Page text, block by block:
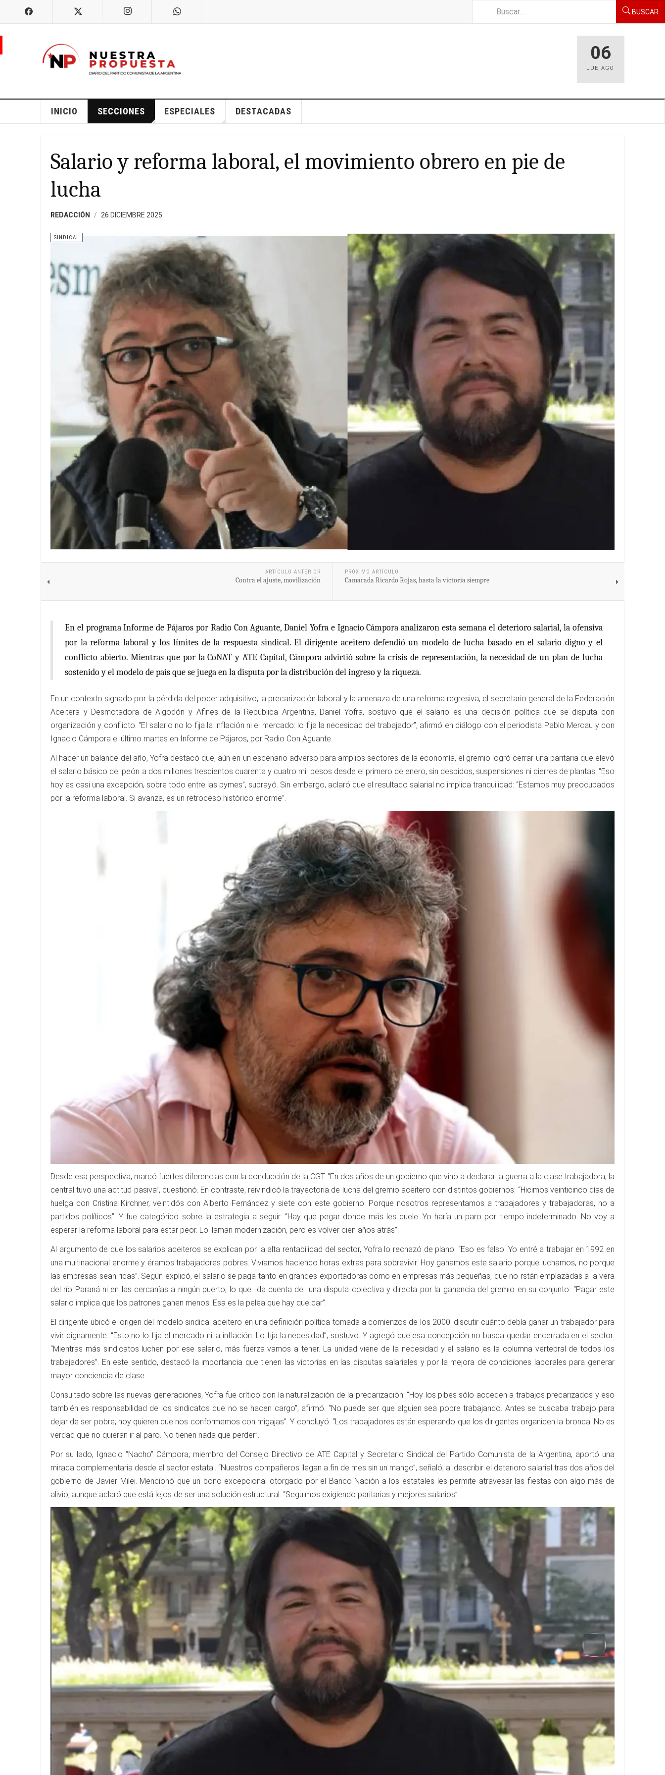
BUSCAR
06
JUE,AGO
INICIO SECCIONES ESPECIALES DESTACADAS
Salario y reforma laboral, el movimiento obrero en pie de
lucha
REDACCIÓN 26 DICIEMBRE 2025
SINDICAL
ARTÍCULO ANTERIOR
Contra el ajuste, movilización
PRÓXIMO ARTÍCULO
Camarada Ricardo Rojas, hasta la victoria siempre
En el programa Informe de Pájaros por Radio Con Aguante, Daniel Yofra e Ignacio Cámpora analizaron esta semana el deterioro salarial, la ofensiva
por la reforma laboral y los límites de la respuesta sindical. El dirigente aceitero defendió un modelo de lucha basado en el salario digno y el
conflicto abierto. Mientras que por la CoNAT y ATE Capital, Cámpora advirtió sobre la crisis de representación, la necesidad de un plan de lucha
sostenido y el modelo de país que se juega en la disputa por la distribución del ingreso y la riqueza.
En un contexto signado por la pérdida del poder adquisitivo, la precarización laboral y la amenaza de una reforma regresiva, el secretario general de la Federación
Aceitera y Desmotadora de Algodón y Afines de la República Argentina, Daniel Yofra, sostuvo que el salario es una decisión política que se disputa con
organización y conflicto. “El salario no lo fija la inflación ni el mercado: lo fija la necesidad del trabajador”, afirmó en diálogo con el periodista Pablo Mercau y con
Ignacio Cámpora el último martes en Informe de Pájaros, por Radio Con Aguante.
Al hacer un balance del año, Yofra destacó que, aún en un escenario adverso para amplios sectores de la economía, el gremio logró cerrar una paritaria que elevó
el salario básico del peón a dos millones trescientos cuarenta y cuatro mil pesos desde el primero de enero, sin despidos, suspensiones ni cierres de plantas. “Eso
hoy es casi una excepción, sobre todo entre las pymes”, subrayó. Sin embargo, aclaró que el resultado salarial no implica tranquilidad: “Estamos muy preocupados
por la reforma laboral. Si avanza, es un retroceso histórico enorme”.
Desde esa perspectiva, marcó fuertes diferencias con la conducción de la CGT. “En dos años de un gobierno que vino a declarar la guerra a la clase trabajadora, la
central tuvo una actitud pasiva”, cuestionó. En contraste, reivindicó la trayectoria de lucha del gremio aceitero con distintos gobiernos: “Hicimos veinticinco días de
huelga con Cristina Kirchner, veintidós con Alberto Fernández y siete con este gobierno. Porque nosotros representamos a trabajadores y trabajadoras, no a
partidos políticos”. Y fue categórico sobre la estrategia a seguir: “Hay que pegar donde más les duele. Yo haría un paro por tiempo indeterminado. No voy a
esperar la reforma laboral para estar peor. Lo llaman modernización, pero es volver cien años atrás”.
Al argumento de que los salarios aceiteros se explican por la alta rentabilidad del sector, Yofra lo rechazó de plano. “Eso es falso. Yo entré a trabajar en 1992 en
una multinacional enorme y éramos trabajadores pobres. Vivíamos haciendo horas extras para sobrevivir. Hoy ganamos este salario porque luchamos, no porque
las empresas sean ricas”. Según explicó, el salario se paga tanto en grandes exportadoras como en empresas más pequeñas, que no rstán emplazadas a la vera
del río Paraná ni en las cercanías a ningún puerto, lo que da cuenta de una disputa colectiva y directa por la ganancia del gremio en su conjunto: “Pagar este
salario implica que los patrones ganen menos. Esa es la pelea que hay que dar”.
El dirigente ubicó el origen del modelo sindical aceitero en una definición política tomada a comienzos de los 2000: discutir cuánto debía ganar un trabajador para
vivir dignamente. “Esto no lo fija el mercado ni la inflación. Lo fija la necesidad”, sostuvo. Y agregó que esa concepción no busca quedar encerrada en el sector:
“Mientras más sindicatos luchen por ese salario, más fuerza vamos a tener. La unidad viene de la necesidad y el salario es la columna vertebral de todos los
trabajadores”. En este sentido, destacó la importancia que tienen las victorias en las disputas salariales y por la mejora de condiciones laborales para generar
mayor conciencia de clase.
Consultado sobre las nuevas generaciones, Yofra fue crítico con la naturalización de la precarización. “Hoy los pibes sólo acceden a trabajos precarizados y eso
también es responsabilidad de los sindicatos que no se hacen cargo”, afirmó. “No puede ser que alguien sea pobre trabajando. Antes se buscaba trabajo para
dejar de ser pobre; hoy quieren que nos conformemos con migajas”. Y concluyó: “Los trabajadores están esperando que los dirigentes organicen la bronca. No es
verdad que no quieran ir al paro. No tienen nada que perder”.
Por su lado, Ignacio “Nacho” Cámpora, miembro del Consejo Directivo de ATE Capital y Secretario Sindical del Partido Comunista de la Argentina, aportó una
mirada complementaria desde el sector estatal. “Nuestros compañeros llegan a fin de mes sin un mango”, señaló, al describir el deterioro salarial tras dos años del
gobierno de Javier Milei. Mencionó que un bono excepcional otorgado por el Banco Nación a los estatales les permite atravesar las fiestas con algo más de
alivio, aunque aclaró que está lejos de ser una solución estructural: “Seguimos exigiendo paritarias y mejores salarios”.